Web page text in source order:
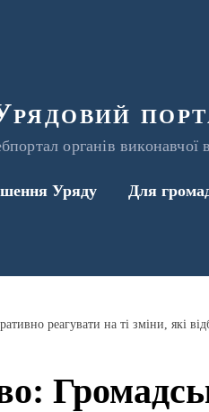
органів виконавчої
Уряду Для
реагувати на ті зміни, які